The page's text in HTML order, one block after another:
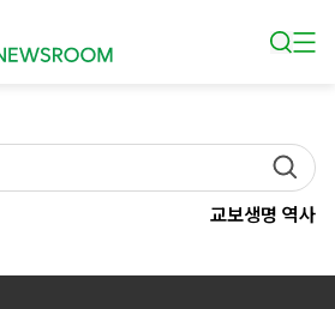
교보생명 역사